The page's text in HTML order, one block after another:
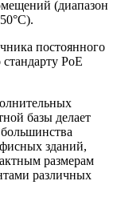
(диапазон
постоянного
PoE
базы делает
зданий,
размерам
различных